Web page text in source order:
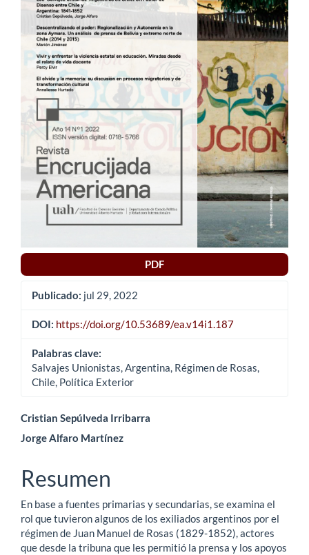
PDF
Publicado: jul 29, 2022
DOI: https://doi.org/10.53689/ea.v14i1.187
Palabras clave:
Salvajes Unionistas, Argentina, Régimen de Rosas,
Chile, Política Exterior
Contenido
principal
del
artículo
Cristian Sepúlveda Irribarra
Jorge Alfaro Martínez
Resumen
En base a fuentes primarias y secundarias, se examina el
rol que tuvieron algunos de los exiliados argentinos por el
régimen de Juan Manuel de Rosas (1829-1852), actores
que desde la tribuna que les permitió la prensa y los apoyos